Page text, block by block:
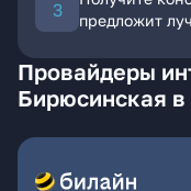
предложит
Провайдеры
Бирюсинская